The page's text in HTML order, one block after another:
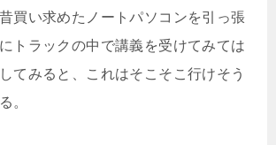
買い求めたノートパソコンを引っ張
トラックの中で講義を受けてみては
てみると、これはそこそこ行けそう
。